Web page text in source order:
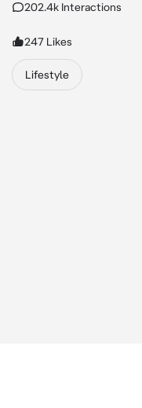
202.4k Interactions
247 Likes
Lifestyle